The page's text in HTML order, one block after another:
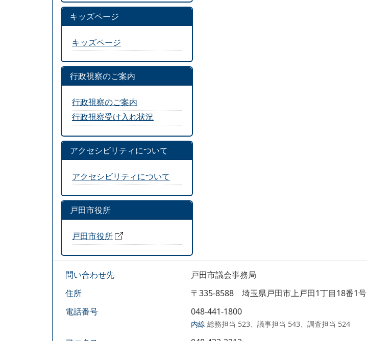
キッズページ
キッズページ
行政視察のご案内
行政視察のご案内
行政視察受け入れ状況
アクセシビリティについて
アクセシビリティについて
戸田市役所
戸田市役所
問い合わせ先
戸田市議会事務局
住所
〒335-8588 埼玉県戸田市上戸田1丁目18番1号
電話番号
048-441-1800
内線 総務担当 523、議事担当 543、調査担当 524